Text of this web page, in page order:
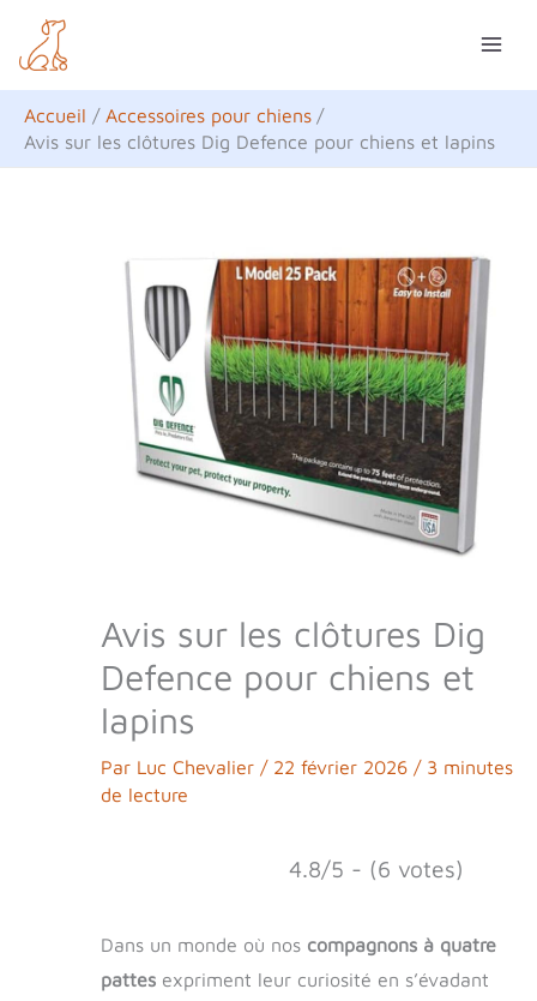
contenu
Accueil
Accessoires pour chiens
Avis sur les clôtures Dig Defence pour chiens et lapins
Avis sur les clôtures Dig
Defence pour chiens et
lapins
Par Luc Chevalier / 22 février 2026 / 3 minutes
de lecture
4.8/5 - (6 votes)
Dans un monde où nos compagnons à quatre
pattes expriment leur curiosité en s’évadant
e
c
h
e